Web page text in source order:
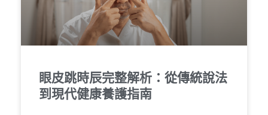
眼皮跳時辰完整解析：從傳統說法
到現代健康養護指南